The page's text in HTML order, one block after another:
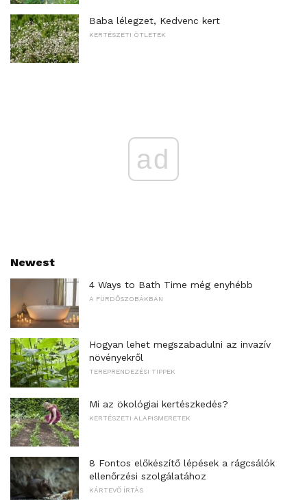
Baba lélegzet, Kedvenc kert
KERTÉSZETI ÖTLETEK
ad
Newest
4 Ways to Bath Time még enyhébb
A FÜRDŐSZOBÁKBAN
Hogyan lehet megszabadulni az invazív
növényekről
TEREPRENDEZÉSI TIPPEK
Mi az ökológiai kertészkedés?
KERTÉSZETI ALAPISMERETEK
8 Fontos előkészítő lépések a rágcsálók
ellenőrzési szolgálatához
KÁRTEVŐ ÍRTÁS